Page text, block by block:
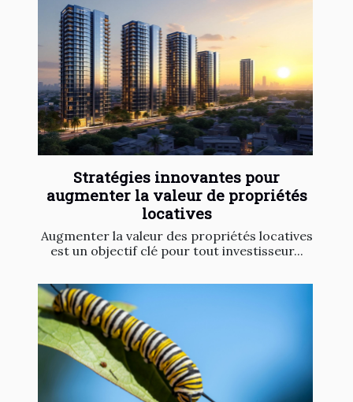
Stratégies innovantes pour
augmenter la valeur de propriétés
locatives
Augmenter la valeur des propriétés locatives
est un objectif clé pour tout investisseur...